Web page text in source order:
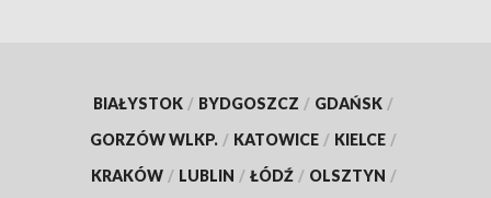
BIAŁYSTOK / BYDGOSZCZ / GDAŃSK /
GORZÓW WLKP. / KATOWICE / KIELCE /
KRAKÓW / LUBLIN / ŁÓDŹ / OLSZTYN /